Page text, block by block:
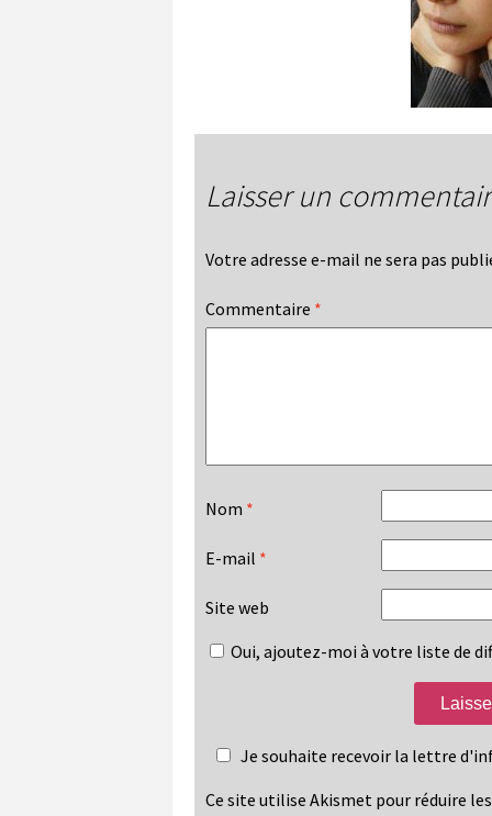
Laisser un
Votre adresse e-mail ne sera pas
Commentaire *
Nom *
E-mail *
Site web
Oui, ajoutez-moi à votre liste de
Je souhaite recevoir la lettre
Ce site utilise Akismet pour réduire